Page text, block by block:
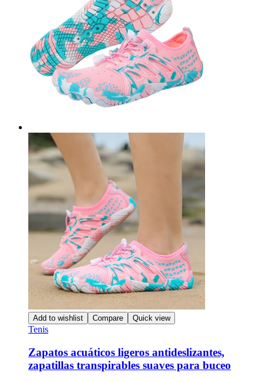
Add to wishlist Compare Quick view
Tenis
Zapatos acuáticos ligeros antideslizantes,
zapatillas transpirables suaves para buceo